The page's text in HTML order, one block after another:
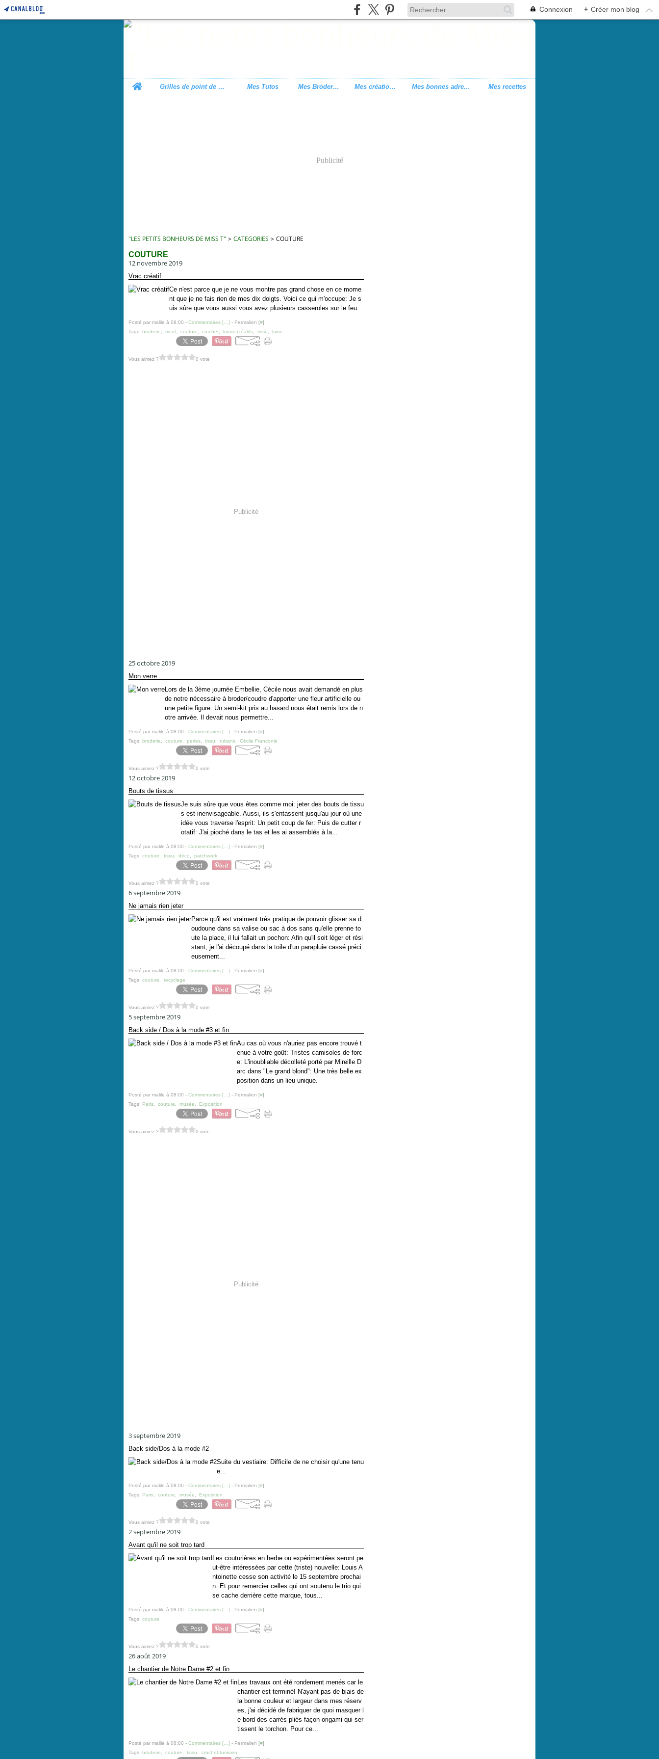
Connexion + Créer mon blog
Home
Grilles de point de croix Mes Tutos Mes Broderies Mes créations Mes bonnes adresses Mes recettes
Publicité
"LES PETITS BONHEURS DE MISS T" > CATEGORIES > COUTURE
COUTURE
12 novembre 2019
Vrac créatif
Ce n'est parce que je ne vous montre pas grand chose en ce mome
nt que je ne fais rien de mes dix doigts. Voici ce qui m'occupe: Je s
uis sûre que vous aussi vous avez plusieurs casseroles sur le feu.
Posté par malile à 08:00 - Commentaires [ ] - Permalien [#]
Tags: broderie tricot couture crochet loisirs créatifs tissu laine
Vous aimez ? 0 vote
Publicité
25 octobre 2019
Mon verre
Lors de la 3ème journée Embellie, Cécile nous avait demandé en plus
de notre nécessaire à broder/coudre d'apporter une fleur artificielle ou
une petite figure. Un semi-kit pris au hasard nous était remis lors de n
otre arrivée. Il devait nous permettre...
Posté par malile à 08:00 - Commentaires [ ] - Permalien [#]
Tags: broderie couture perles tissu rubans Cécile Franconie
Vous aimez ? 0 vote
12 octobre 2019
Bouts de tissus
Je suis sûre que vous êtes comme moi: jeter des bouts de tissu
s est inenvisageable. Aussi, ils s'entassent jusqu'au jour où une
idée vous traverse l'esprit: Un petit coup de fer: Puis de cutter r
otatif: J'ai pioché dans le tas et les ai assemblés à la...
Posté par malile à 08:00 - Commentaires [ ] - Permalien [#]
Tags: couture tissu déco patchwork
Vous aimez ? 0 vote
6 septembre 2019
Ne jamais rien jeter
Parce qu'il est vraiment très pratique de pouvoir glisser sa d
oudoune dans sa valise ou sac à dos sans qu'elle prenne to
ute la place, il lui fallait un pochon: Afin qu'il soit léger et rési
stant, je l'ai découpé dans la toile d'un parapluie cassé préci
eusement...
Posté par malile à 08:00 - Commentaires [ ] - Permalien [#]
Tags: couture recyclage
Vous aimez ? 0 vote
5 septembre 2019
Back side / Dos à la mode #3 et fin
Au cas où vous n'auriez pas encore trouvé t
enue à votre goût: Tristes camisoles de forc
e: L'inoubliable décolleté porté par Mireille D
arc dans "Le grand blond": Une très belle ex
position dans un lieu unique.
Posté par malile à 08:00 - Commentaires [ ] - Permalien [#]
Tags: Paris couture musée Exposition
Vous aimez ? 0 vote
Publicité
3 septembre 2019
Back side/Dos à la mode #2
Suite du vestiaire: Difficile de ne choisir qu'une tenu
e...
Posté par malile à 08:00 - Commentaires [ ] - Permalien [#]
Tags: Paris couture musée Exposition
Vous aimez ? 0 vote
2 septembre 2019
Avant qu'il ne soit trop tard
Les couturières en herbe ou expérimentées seront pe
ut-être intéressées par cette (triste) nouvelle: Louis A
ntoinette cesse son activité le 15 septembre prochai
n. Et pour remercier celles qui ont soutenu le trio qui
se cache derrière cette marque, tous...
Posté par malile à 08:00 - Commentaires [ ] - Permalien [#]
Tags: couture
Vous aimez ? 0 vote
26 août 2019
Le chantier de Notre Dame #2 et fin
Les travaux ont été rondement menés car le
chantier est terminé! N'ayant pas de biais de
la bonne couleur et largeur dans mes réserv
es, j'ai décidé de fabriquer de quoi masquer l
e bord des carrés pliés façon origami qui ser
tissent le torchon. Pour ce...
Posté par malile à 08:00 - Commentaires [ ] - Permalien [#]
Tags: broderie couture tissu crochet tunisien